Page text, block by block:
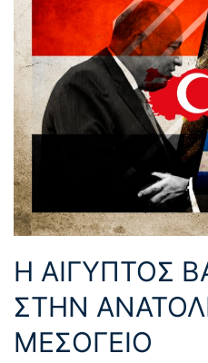
Η ΑΙΓΥΠΤΟΣ
ΣΤΗΝ
ΜΕΣΟΓΕΙΟ